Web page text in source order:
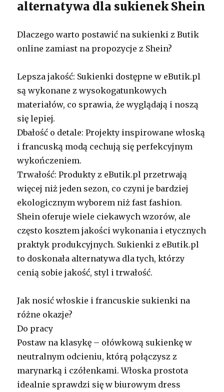
alternatywa dla sukienek Shein
Dlaczego warto postawić na sukienki z Butik
online zamiast na propozycje z Shein?
Lepsza jakość: Sukienki dostępne w eButik.pl
są wykonane z wysokogatunkowych
materiałów, co sprawia, że wyglądają i noszą
się lepiej.
Dbałość o detale: Projekty inspirowane włoską
i francuską modą cechują się perfekcyjnym
wykończeniem.
Trwałość: Produkty z eButik.pl przetrwają
więcej niż jeden sezon, co czyni je bardziej
ekologicznym wyborem niż fast fashion.
Shein oferuje wiele ciekawych wzorów, ale
często kosztem jakości wykonania i etycznych
praktyk produkcyjnych. Sukienki z eButik.pl
to doskonała alternatywa dla tych, którzy
cenią sobie jakość, styl i trwałość.
Jak nosić włoskie i francuskie sukienki na
różne okazje?
Do pracy
Postaw na klasykę – ołówkową sukienkę w
neutralnym odcieniu, którą połączysz z
marynarką i czółenkami. Włoska prostota
idealnie sprawdzi się w biurowym dress